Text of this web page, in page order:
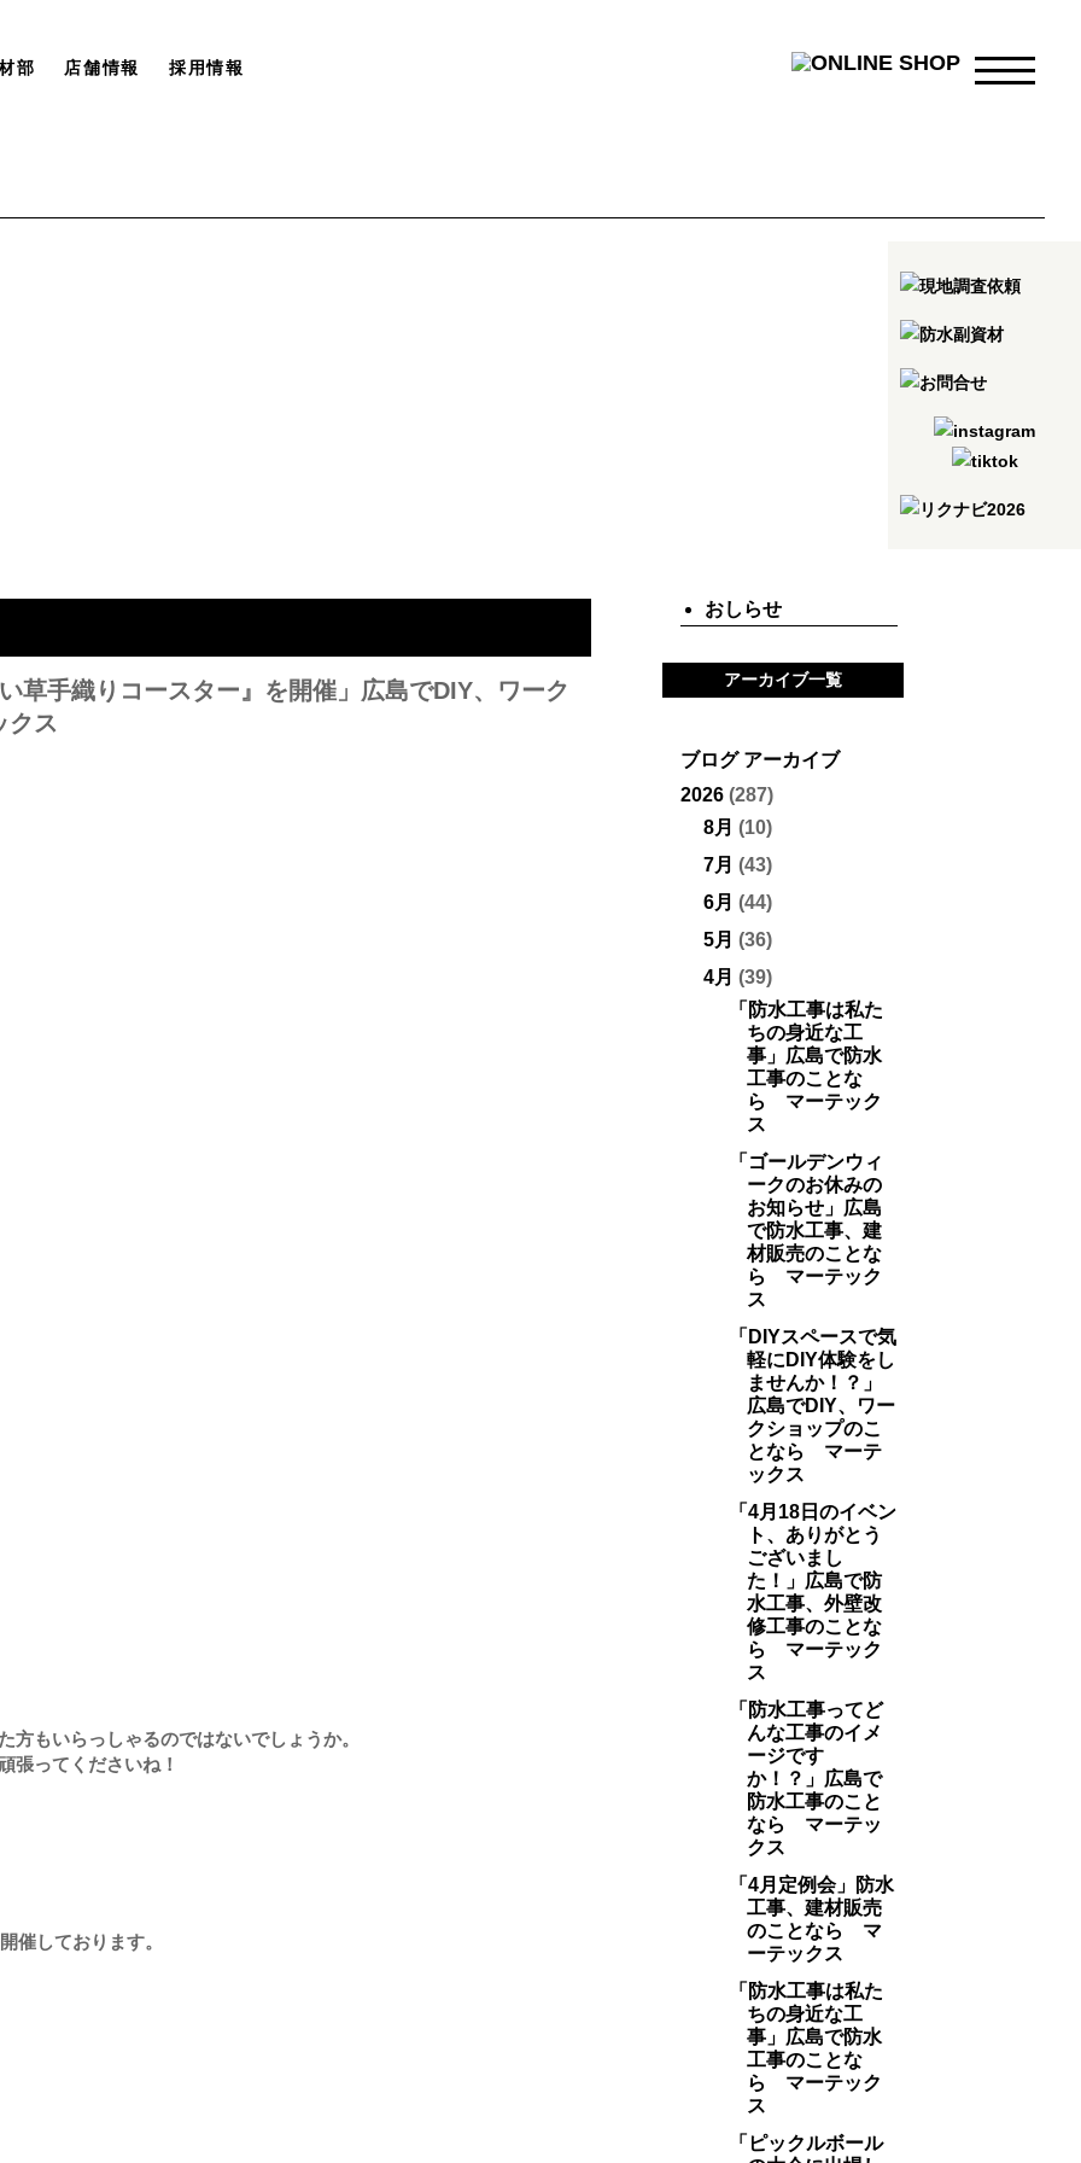
部 店舗情報 採用情報
草手織りコースター』を開催」広島でDIY、ワーク
クス
もいらっしゃるのではないでしょうか。
張ってくださいね！
催しております。
おしらせ
アーカイブ一覧
ブログ アーカイブ
2026 (287)
8月 (10)
7月 (43)
6月 (44)
5月 (36)
4月 (39)
「防水工事は私た
ちの身近な工
事」広島で防水
工事のことな
ら マーテック
ス
「ゴールデンウィ
ークのお休みの
お知らせ」広島
で防水工事、建
材販売のことな
ら マーテック
ス
「DIYスペースで気
軽にDIY体験をし
ませんか！？」
広島でDIY、ワー
クショップのこ
となら マーテ
ックス
「4月18日のイベン
ト、ありがとう
ございまし
た！」広島で防
水工事、外壁改
修工事のことな
ら マーテック
ス
「防水工事ってど
んな工事のイメ
ージです
か！？」広島で
防水工事のこと
なら マーテッ
クス
「4月定例会」防水
工事、建材販売
のことなら マ
ーテックス
「防水工事は私た
ちの身近な工
事」広島で防水
工事のことな
ら マーテック
ス
「ピックルボール